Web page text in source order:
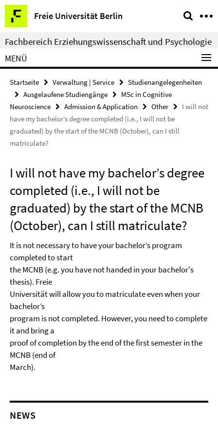
Springe
direkt
zu
Inhalt
Freie Universität Berlin
Service-
Navigation
Fachbereich Erziehungswissenschaft und Psychologie
MENÜ
Startseite Verwaltung | Service
Studienangelegenheiten
Ausgelaufene Studiengänge
MSc in Cognitive
Neuroscience
Admission & Application Other
I will not
have my bachelor’s degree completed (i.e., I will not be
graduated) by the start of the MCNB (October), can I still
matriculate?
I will not have my bachelor’s degree
completed (i.e., I will not be
graduated) by the start of the MCNB
(October), can I still matriculate?
It is not necessary to have your bachelor’s program
completed to start
the MCNB (e.g. you have not handed in your bachelor's
thesis). Freie
Universität will allow you to matriculate even when your
bachelor’s
program is not completed. However, you need to complete
it and bring a
proof of completion by the end of the first semester in the
MCNB (end of
March).
NEWS